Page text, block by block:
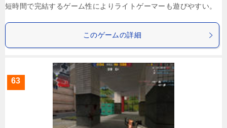
短時間で完結するゲーム性によりライトゲーマーも遊びやすい。
このゲームの詳細
63